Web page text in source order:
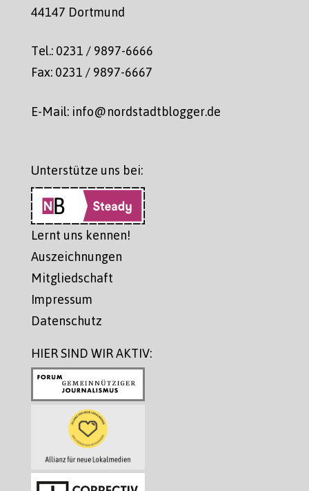
44147 Dortmund
Tel.: 0231 / 9897-6666
Fax: 0231 / 9897-6667
E-Mail: info@nordstadtblogger.de
Unterstütze uns bei:
Lernt uns kennen!
Auszeichnungen
Mitgliedschaft
Impressum
Datenschutz
HIER SIND WIR AKTIV: